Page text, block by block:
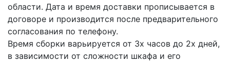
области. Дата и время доставки прописывается в
договоре и производится после предварительного
согласования по телефону.
Время сборки варьируется от 3х часов до 2х дней,
в зависимости от сложности шкафа и его